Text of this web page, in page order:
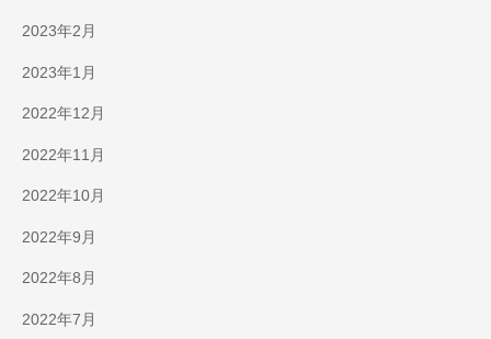
2023年2月
2023年1月
2022年12月
2022年11月
2022年10月
2022年9月
2022年8月
2022年7月